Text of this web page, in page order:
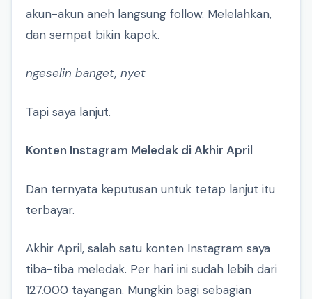
akun-akun aneh langsung follow. Melelahkan,
dan sempat bikin kapok.
ngeselin banget, nyet
Tapi saya lanjut.
Konten Instagram Meledak di Akhir April
Dan ternyata keputusan untuk tetap lanjut itu
terbayar.
Akhir April, salah satu konten Instagram saya
tiba-tiba meledak. Per hari ini sudah lebih dari
127.000 tayangan. Mungkin bagi sebagian